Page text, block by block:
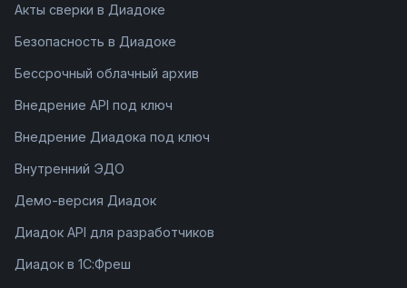
Акты сверки в Диадоке
Безопасность в Диадоке
Бессрочный облачный архив
Внедрение API под ключ
Внедрение Диадока под ключ
Внутренний ЭДО
Демо-версия Диадок
Диадок API для разработчиков
Диадок в 1С:Фреш